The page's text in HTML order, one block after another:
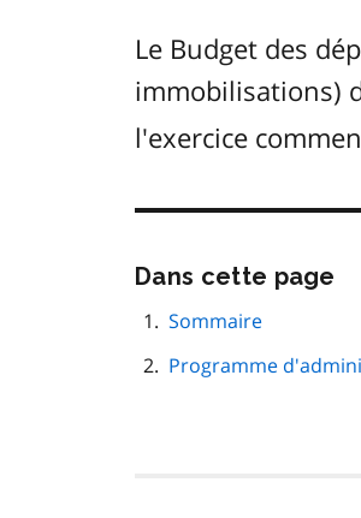
Le Budget des
immobilisations)
l'exercice
Dans cette page
Sommaire
Programme